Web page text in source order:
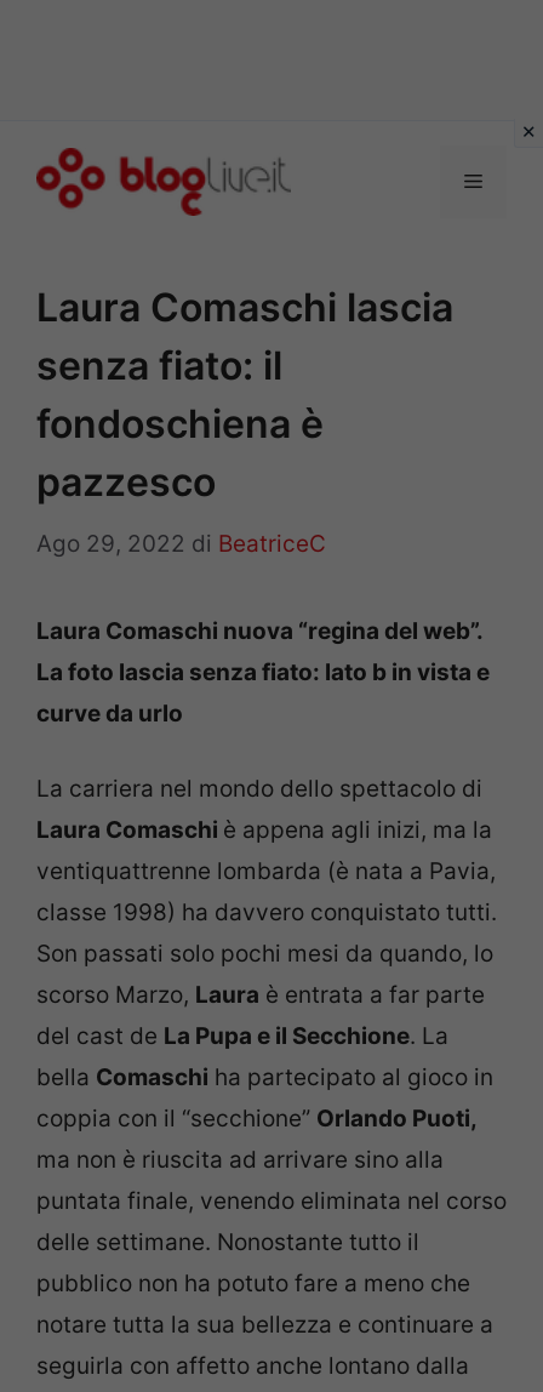
Menu
Laura Comaschi lascia
senza fiato: il
fondoschiena è
pazzesco
Ago 29, 2022 di BeatriceC
Laura Comaschi nuova “regina del web”.
La foto lascia senza fiato: lato b in vista e
curve da urlo
La carriera nel mondo dello spettacolo di
Laura Comaschi è appena agli inizi, ma la
ventiquattrenne lombarda (è nata a Pavia,
classe 1998) ha davvero conquistato tutti.
Son passati solo pochi mesi da quando, lo
scorso Marzo, Laura è entrata a far parte
del cast de La Pupa e il Secchione. La
bella Comaschi ha partecipato al gioco in
coppia con il “secchione” Orlando Puoti,
ma non è riuscita ad arrivare sino alla
puntata finale, venendo eliminata nel corso
delle settimane. Nonostante tutto il
pubblico non ha potuto fare a meno che
notare tutta la sua bellezza e continuare a
seguirla con affetto anche lontano dalla